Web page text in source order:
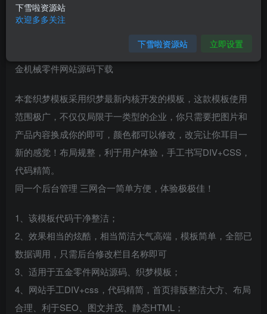
介绍
（自适应手机版）响应式齿轮设备类网站织梦模板 html5五
金机械零件网站源码下载
本套织梦模板采用织梦最新内核开发的模板，这款模板使用
范围极广，不仅仅局限于一类型的企业，你只需要把图片和
产品内容换成你的即可，颜色都可以修改，改完让你耳目一
新的感觉！布局规整，利于用户体验，手工书写DIV+CSS，
代码精简。
同一个后台管理 三网合一简单方便，体验极极佳！
1、该模板代码干净整洁；
2、效果相当的炫酷，相当简洁大气高端，模板简单，全部已
数据调用，只需后台修改栏目名称即可
3、适用于五金零件网站源码、织梦模板；
4、网站手工DIV+css，代码精简，首页排版整洁大方、布局
合理、利于SEO、图文并茂、静态HTML；
下雪啦资源站
欢迎多多关注
下雪啦资源站 立即设置